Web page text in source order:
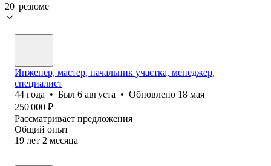
20 резюме
Инженер, мастер, начальник участка, менеджер,
специалист
44 года • Был 6 августа • Обновлено 18 мая
250 000 ₽
Рассматривает предложения
Общий опыт
19 лет 2 месяца